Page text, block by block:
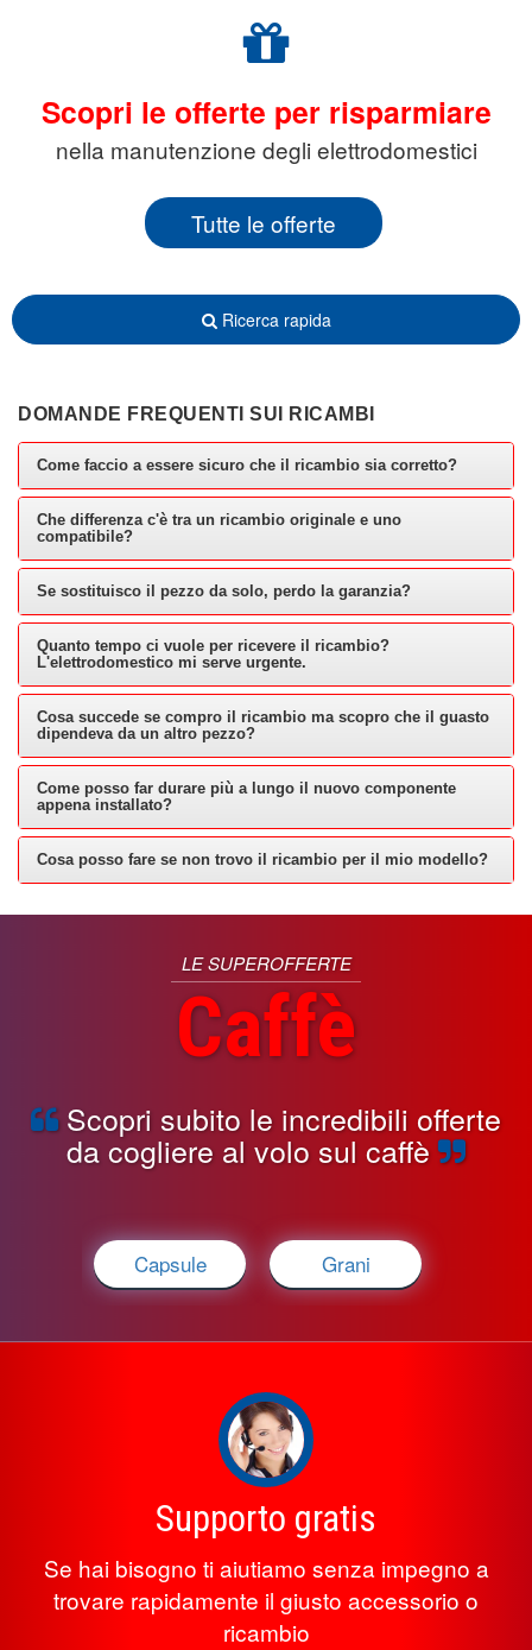
Scopri le offerte per risparmiare
nella manutenzione degli elettrodomestici
Tutte le offerte
Ricerca rapida
DOMANDE FREQUENTI SUI RICAMBI
Come faccio a essere sicuro che il ricambio sia corretto?
Che differenza c'è tra un ricambio originale e uno
compatibile?
Se sostituisco il pezzo da solo, perdo la garanzia?
Quanto tempo ci vuole per ricevere il ricambio?
L'elettrodomestico mi serve urgente.
Cosa succede se compro il ricambio ma scopro che il guasto
dipendeva da un altro pezzo?
Come posso far durare più a lungo il nuovo componente
appena installato?
Cosa posso fare se non trovo il ricambio per il mio modello?
LE SUPEROFFERTE
Caffè
Scopri subito le incredibili offerte
da cogliere al volo sul caffè
Capsule Grani
Supporto gratis
Se hai bisogno ti aiutiamo senza impegno a
trovare rapidamente il giusto accessorio o
ricambio